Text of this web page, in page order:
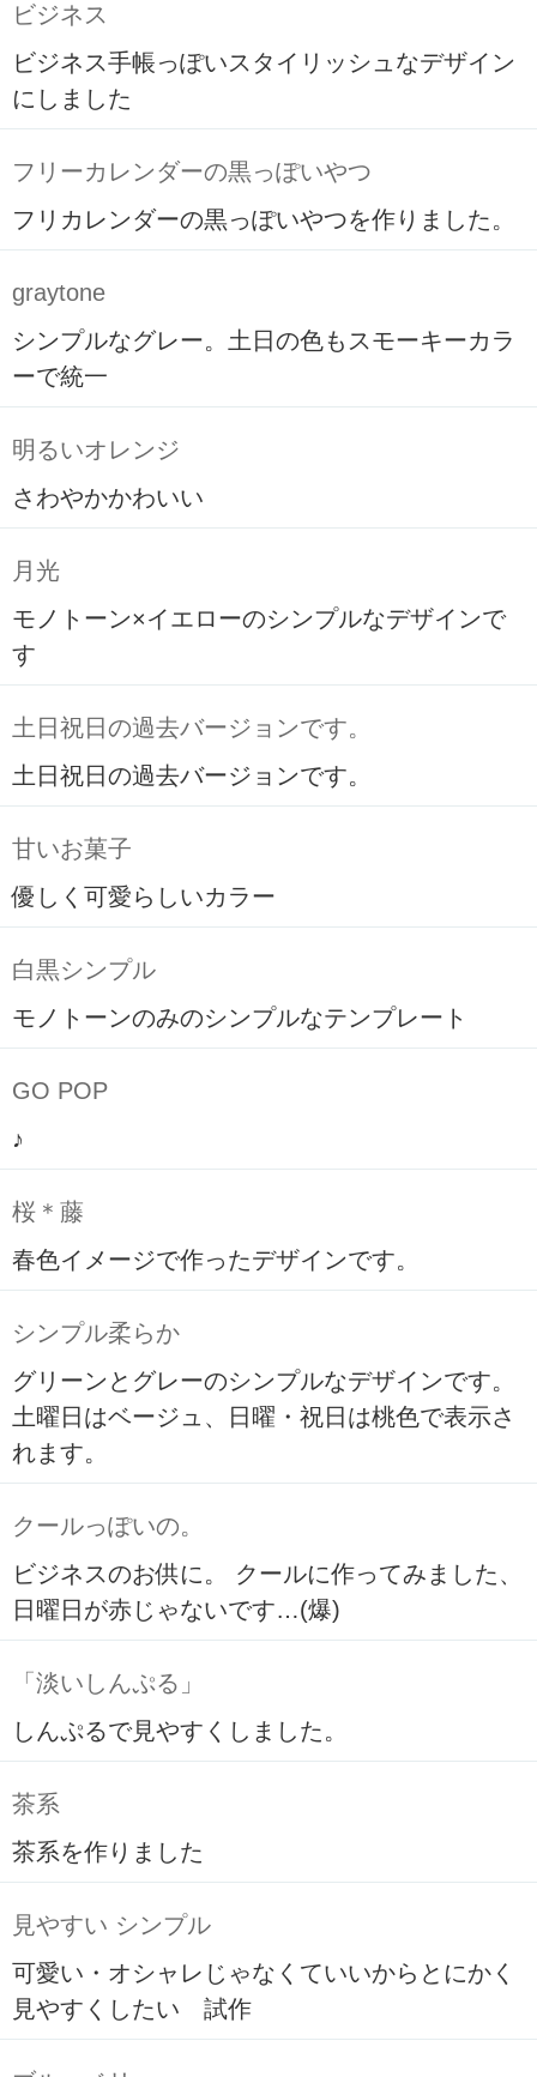
ビジネス
ビジネス手帳っぽいスタイリッシュなデザイン
にしました
フリーカレンダーの黒っぽいやつ
フリカレンダーの黒っぽいやつを作りました。
graytone
シンプルなグレー。土日の色もスモーキーカラ
ーで統一
明るいオレンジ
さわやかかわいい
月光
モノトーン×イエローのシンプルなデザインで
す
土日祝日の過去バージョンです。
土日祝日の過去バージョンです。
甘いお菓子
優しく可愛らしいカラー
白黒シンプル
モノトーンのみのシンプルなテンプレート
GO POP
♪
桜＊藤
春色イメージで作ったデザインです。
シンプル柔らか
グリーンとグレーのシンプルなデザインです。
土曜日はベージュ、日曜・祝日は桃色で表示さ
れます。
クールっぽいの。
ビジネスのお供に。 クールに作ってみました、
日曜日が赤じゃないです…(爆)
「淡いしんぷる」
しんぷるで見やすくしました。
茶系
茶系を作りました
見やすい シンプル
可愛い・オシャレじゃなくていいからとにかく
見やすくしたい 試作